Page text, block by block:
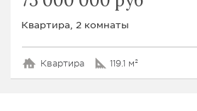
Квартира, 2 комнаты
Квартира 119.1 м²